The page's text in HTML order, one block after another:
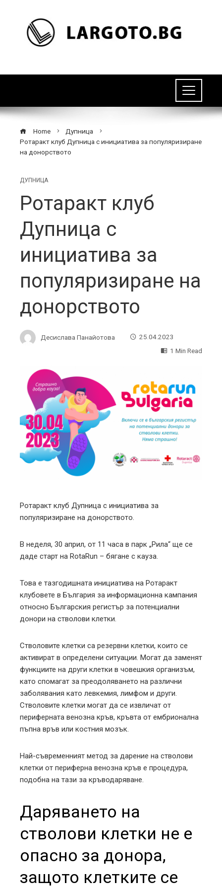
Home
Дупница
Ротаракт клуб Дупница с инициатива за популяризиране
на донорството
ДУПНИЦА
Ротаракт клуб
Дупница с
инициатива за
популяризиране на
донорството
Десислава Панайотова
25.04.2023
1 Min Read
Ротаракт клуб Дупница с инициатива за
популяризиране на донорството.
В неделя, 30 април, от 11 часа в парк „Рила“ ще се
даде старт на RotaRun – бягане с кауза.
Това е тазгодишната инициатива на Ротаракт
клубовете в България за информационна кампания
относно Българския регистър за потенциални
донори на стволови клетки.
Стволовите клетки са резервни клетки, които се
активират в определени ситуации. Могат да заменят
функциите на други клетки в човешкия организъм,
като спомагат за преодоляването на различни
заболявания като левкемия, лимфом и други.
Стволовите клетки могат да се извличат от
периферната венозна кръв, кръвта от ембрионална
пъпна връв или костния мозък.
Най-съвременният метод за дарение на стволови
клетки от периферна венозна кръв е процедура,
подобна на тази за кръводаряване.
Даряването на
стволови клетки не е
опасно за донора,
защото клетките се